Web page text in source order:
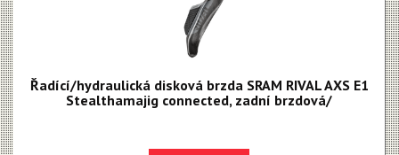
Řadící/hydraulická disková brzda SRAM RIVAL AXS E1
Stealthamajig connected, zadní brzdová/